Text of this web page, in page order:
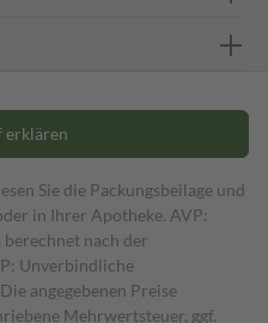
Sie die Packungsbeilage und
in Ihrer Apotheke. AVP:
nach der
Unverbindliche
angegebenen Preise
Mehrwertsteuer, ggf.